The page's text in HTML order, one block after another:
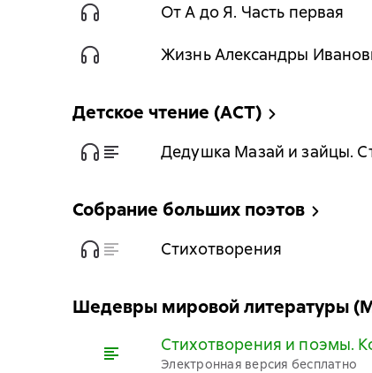
От А до Я. Часть первая
Жизнь Александры
Детское чтение (АСТ)
Дедушка Мазай и зайцы.
Собрание больших поэтов
Стихотворения
Шедевры мировой литературы
Стихотворения и поэмы.
Электронная версия бесплатно